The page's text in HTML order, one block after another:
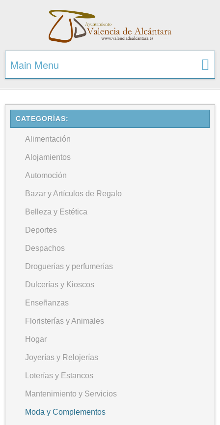
Main Menu
CATEGORÍAS:
Alimentación
Alojamientos
Automoción
Bazar y Artículos de Regalo
Belleza y Estética
Deportes
Despachos
Droguerías y perfumerías
Dulcerías y Kioscos
Enseñanzas
Floristerías y Animales
Hogar
Joyerías y Relojerías
Loterías y Estancos
Mantenimiento y Servicios
Moda y Complementos